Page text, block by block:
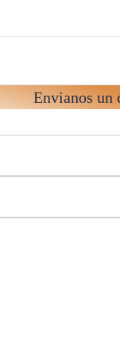
Envianos un